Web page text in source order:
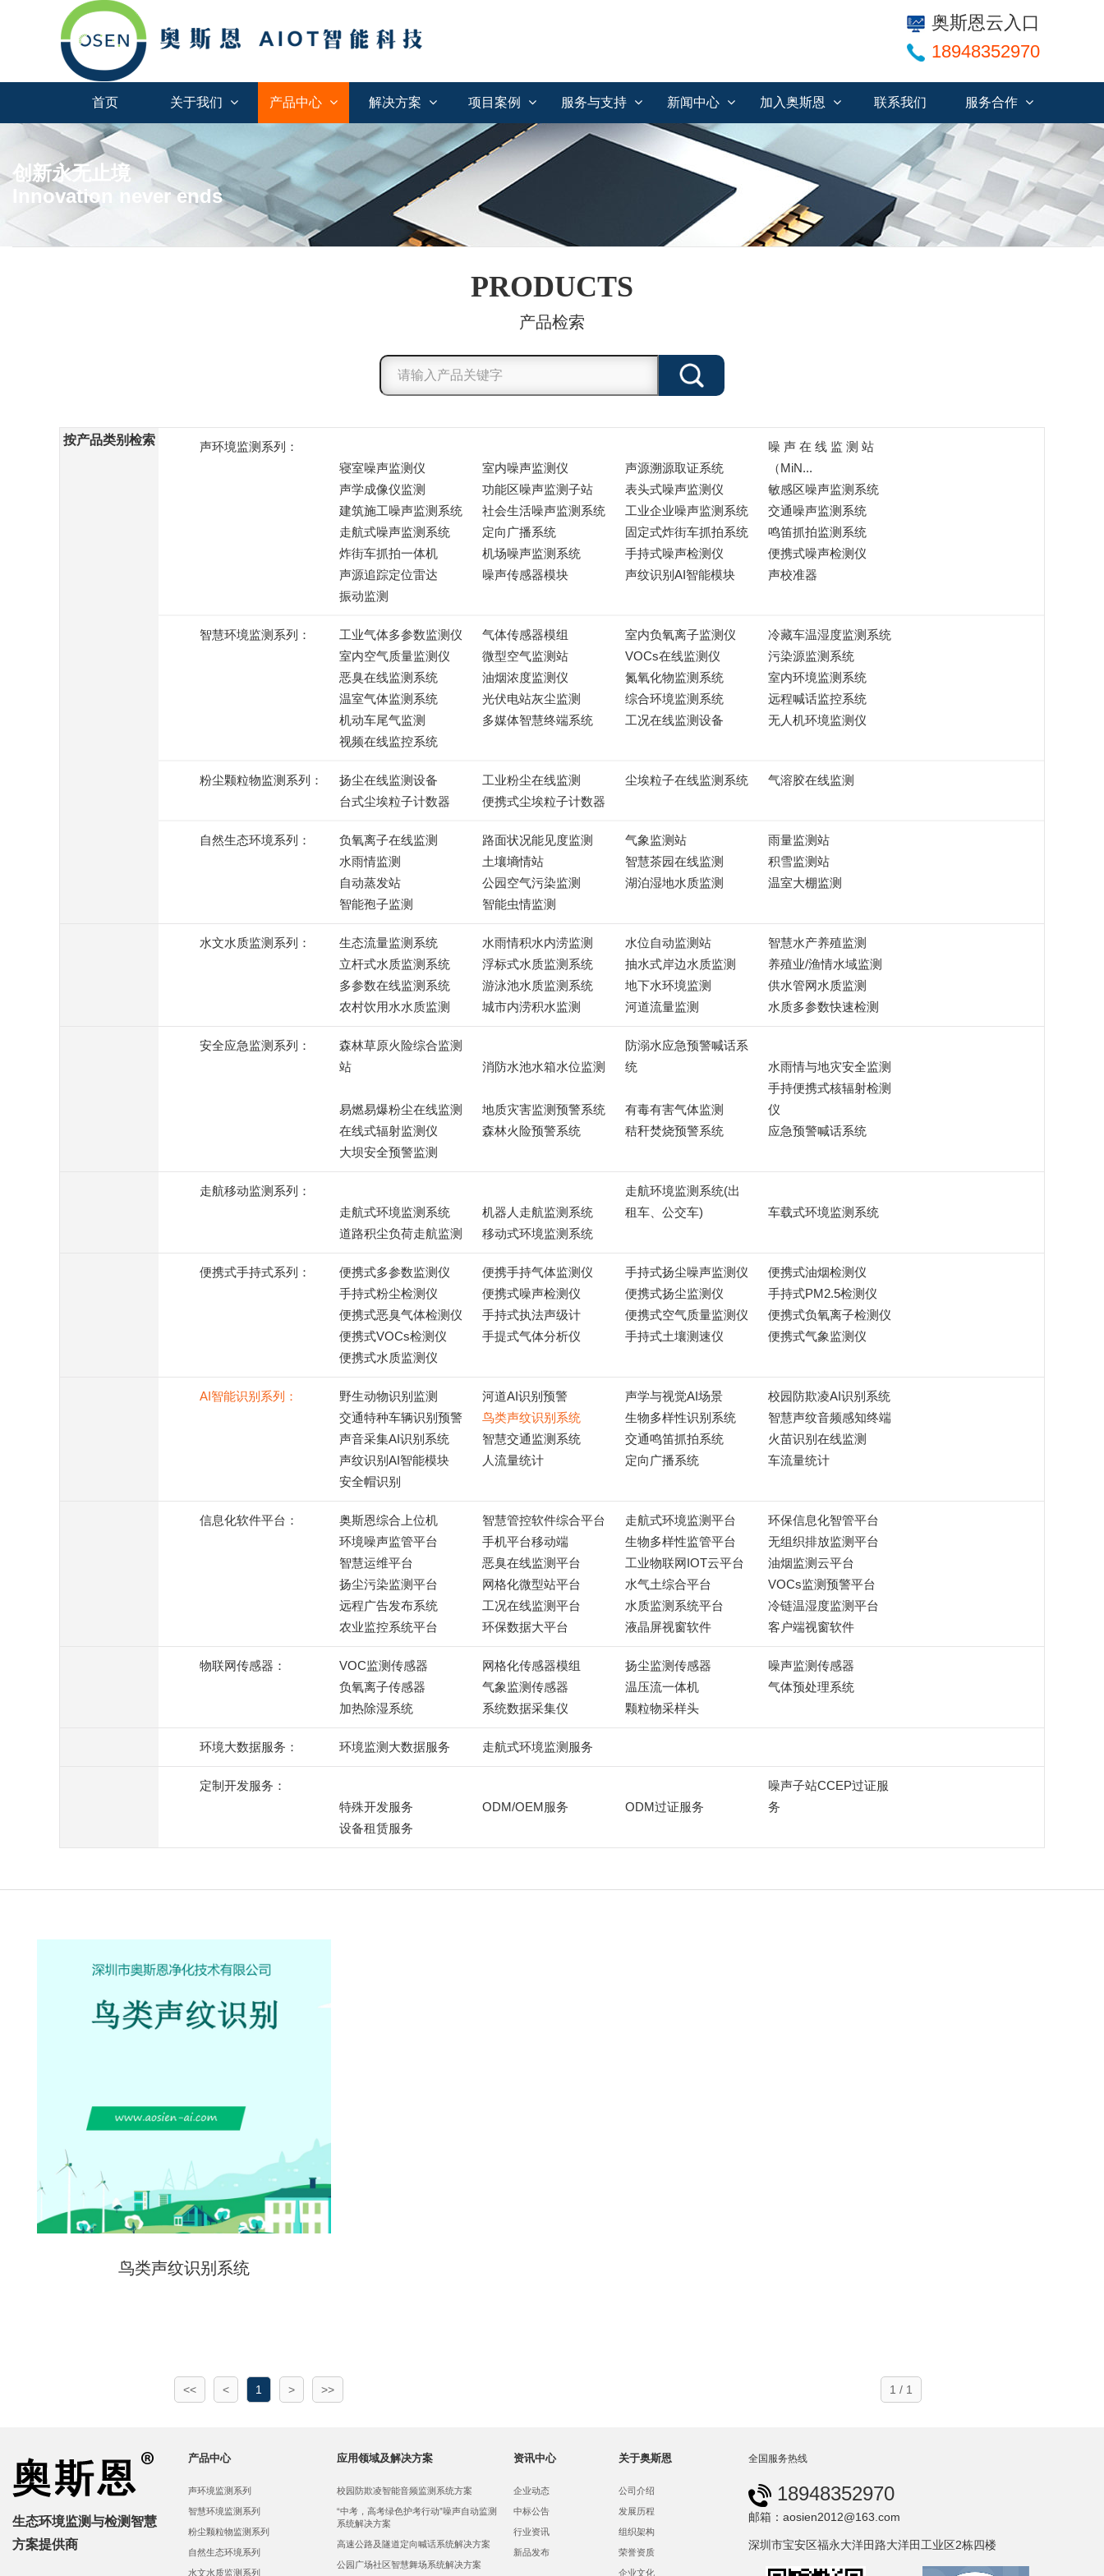
奥斯恩云入口
18948352970
首页 关于我们 产品中心 解决方案 项目案例 服务与支持 新闻中心 加入奥斯恩 联系我们 服务合作
创新永无止境
Innovation never ends
PRODUCTS
产品检索
按产品类别检索
声环境监测系列：
寝室噪声监测仪
室内噪声监测仪 声源溯源取证系统
噪 声 在 线 监 测 站
（MiN...
声学成像仪监测
功能区噪声监测子站 表头式噪声监测仪
敏感区噪声监测系统
建筑施工噪声监测系统
社会生活噪声监测系统 工业企业噪声监测系统
交通噪声监测系统
走航式噪声监测系统
定向广播系统 固定式炸街车抓拍系统
鸣笛抓拍监测系统
炸街车抓拍一体机
机场噪声监测系统 手持式噪声检测仪
便携式噪声检测仪
声源追踪定位雷达
噪声传感器模块 声纹识别AI智能模块
声校准器
振动监测
智慧环境监测系列： 工业气体多参数监测仪 气体传感器模组 室内负氧离子监测仪
冷藏车温湿度监测系统
室内空气质量监测仪
微型空气监测站 VOCs在线监测仪
污染源监测系统
恶臭在线监测系统
油烟浓度监测仪 氮氧化物监测系统
室内环境监测系统
温室气体监测系统
光伏电站灰尘监测 综合环境监测系统
远程喊话监控系统
机动车尾气监测
多媒体智慧终端系统 工况在线监测设备
无人机环境监测仪
视频在线监控系统
粉尘颗粒物监测系列： 扬尘在线监测设备 工业粉尘在线监测 尘埃粒子在线监测系统
气溶胶在线监测
台式尘埃粒子计数器
便携式尘埃粒子计数器
自然生态环境系列： 负氧离子在线监测 路面状况能见度监测 气象监测站
雨量监测站
水雨情监测
土壤墒情站 智慧茶园在线监测
积雪监测站
自动蒸发站
公园空气污染监测 湖泊湿地水质监测
温室大棚监测
智能孢子监测
智能虫情监测
水文水质监测系列： 生态流量监测系统 水雨情积水内涝监测 水位自动监测站
智慧水产养殖监测
立杆式水质监测系统
浮标式水质监测系统 抽水式岸边水质监测
养殖业/渔情水域监测
多参数在线监测系统
游泳池水质监测系统 地下水环境监测
供水管网水质监测
农村饮用水水质监测
城市内涝积水监测 河道流量监测 水质多参数快速检测
安全应急监测系列：
森林草原火险综合监测
站
消防水池水箱水位监测
防溺水应急预警喊话系
统
水雨情与地灾安全监测
易燃易爆粉尘在线监测 地质灾害监测预警系统 有毒有害气体监测
手持便携式核辐射检测
仪
在线式辐射监测仪
森林火险预警系统 秸秆焚烧预警系统
应急预警喊话系统
大坝安全预警监测
走航移动监测系列：
走航式环境监测系统
机器人走航监测系统
走航环境监测系统(出
租车、公交车)
车载式环境监测系统
道路积尘负荷走航监测
移动式环境监测系统
便携式手持式系列： 便携式多参数监测仪 便携手持气体监测仪 手持式扬尘噪声监测仪
便携式油烟检测仪
手持式粉尘检测仪
便携式噪声检测仪 便携式扬尘监测仪
手持式PM2.5检测仪
便携式恶臭气体检测仪
手持式执法声级计 便携式空气质量监测仪
便携式负氧离子检测仪
便携式VOCs检测仪
手提式气体分析仪 手持式土壤测速仪
便携式气象监测仪
便携式水质监测仪
AI智能识别系列： 野生动物识别监测 河道AI识别预警 声学与视觉AI场景
校园防欺凌AI识别系统
交通特种车辆识别预警
鸟类声纹识别系统 生物多样性识别系统
智慧声纹音频感知终端
声音采集AI识别系统
智慧交通监测系统 交通鸣笛抓拍系统
火苗识别在线监测
声纹识别AI智能模块
人流量统计 定向广播系统
车流量统计
安全帽识别
信息化软件平台： 奥斯恩综合上位机 智慧管控软件综合平台 走航式环境监测平台
环保信息化智管平台
环境噪声监管平台
手机平台移动端 生物多样性监管平台
无组织排放监测平台
智慧运维平台
恶臭在线监测平台 工业物联网IOT云平台
油烟监测云平台
扬尘污染监测平台
网格化微型站平台 水气土综合平台
VOCs监测预警平台
远程广告发布系统
工况在线监测平台 水质监测系统平台
冷链温湿度监测平台
农业监控系统平台
环保数据大平台 液晶屏视窗软件 客户端视窗软件
物联网传感器： VOC监测传感器 网格化传感器模组 扬尘监测传感器
噪声监测传感器
负氧离子传感器
气象监测传感器 温压流一体机
气体预处理系统
加热除湿系统
系统数据采集仪 颗粒物采样头
环境大数据服务： 环境监测大数据服务 走航式环境监测服务
定制开发服务：
特殊开发服务
ODM/OEM服务 ODM过证服务
噪声子站CCEP过证服
务
设备租赁服务
鸟类声纹识别系统
1 / 1
<< < 1 > >>
生态环境监测与检测智慧
方案提供商
产品中心
声环境监测系列
智慧环境监测系列
粉尘颗粒物监测系列
自然生态环境系列
水文水质监测系列
应用领域及解决方案
校园防欺凌智能音频监测系统方案
“中考，高考绿色护考行动”噪声自动监测
系统解决方案
高速公路及隧道定向喊话系统解决方案
公园广场社区智慧舞场系统解决方案
资讯中心
企业动态
中标公告
行业资讯
新品发布
关于奥斯恩
公司介绍
发展历程
组织架构
荣誉资质
企业文化
全国服务热线
18948352970
邮箱：aosien2012@163.com
深圳市宝安区福永大洋田路大洋田工业区2栋四楼